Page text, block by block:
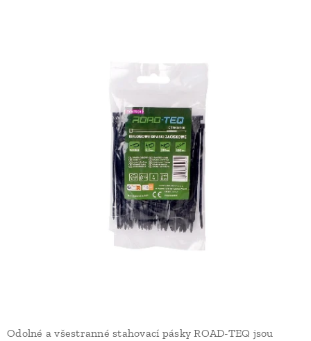
Odolné a všestranné stahovací pásky ROAD-TEQ jsou